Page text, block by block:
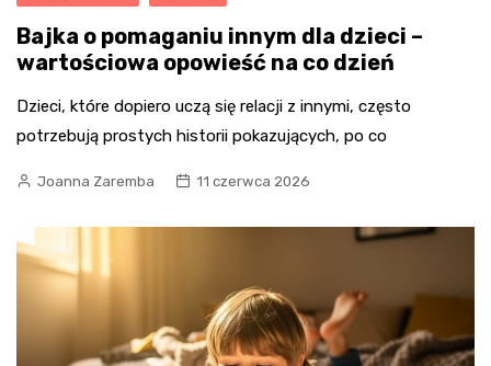
Bajka o pomaganiu innym dla dzieci –
wartościowa opowieść na co dzień
Dzieci, które dopiero uczą się relacji z innymi, często
potrzebują prostych historii pokazujących, po co
Joanna Zaremba 11 czerwca 2026